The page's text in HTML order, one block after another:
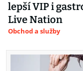
lepší VIP i
Live Nation
Obchod a služby